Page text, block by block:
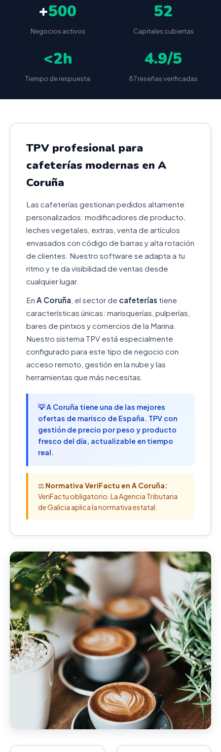
+500
Negocios activos
52
Capitales cubiertas
<2h
Tiempo de respuesta
4.9/5
87 reseñas verificadas
TPV profesional para
cafeterías modernas en A
Coruña
Las cafeterías gestionan pedidos altamente
personalizados: modificadores de producto,
leches vegetales, extras, venta de artículos
envasados con código de barras y alta rotación
de clientes. Nuestro software se adapta a tu
ritmo y te da visibilidad de ventas desde
cualquier lugar.
En A Coruña , el sector de cafeterías tiene
características únicas: marisquerías, pulperías,
bares de pintxos y comercios de la Marina.
Nuestro sistema TPV está especialmente
configurado para este tipo de negocio con
acceso remoto, gestión en la nube y las
herramientas que más necesitas.
💡 A Coruña tiene una de las mejores
ofertas de marisco de España. TPV con
gestión de precio por peso y producto
fresco del día, actualizable en tiempo
real.
⚖️ Normativa VeriFactu en A Coruña:
VeriFactu obligatorio. La Agencia Tributaria
de Galicia aplica la normativa estatal.